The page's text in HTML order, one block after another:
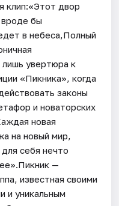
клип:«Этот двор
бы
в небеса,Полный
увертюра к
«Пикника», когда
законы
и новаторских
новая
на новый мир,
себя нечто
—
известная своими
и уникальным